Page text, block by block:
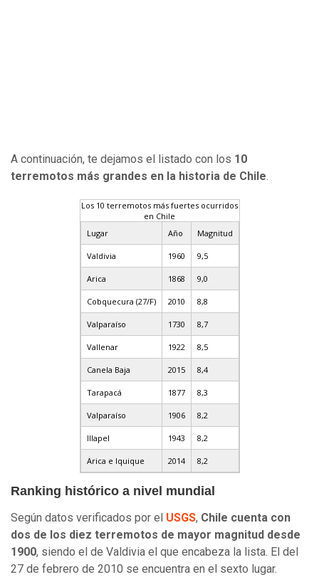
A continuación, te dejamos el listado con los 10
terremotos más grandes en la historia de Chile.
Los 10 terremotos más fuertes ocurridos
en Chile
Lugar
Año Magnitud
Valdivia 1960 9,5
Arica 1868 9,0
Cobquecura (27/F) 2010 8,8
Valparaíso 1730 8,7
Vallenar 1922 8,5
Canela Baja 2015 8,4
Tarapacá 1877 8,3
Valparaíso 1906 8,2
Illapel 1943 8,2
Arica e Iquique 2014 8,2
Ranking histórico a nivel mundial
Según datos verificados por el USGS, Chile cuenta con
dos de los diez terremotos de mayor magnitud desde
1900, siendo el de Valdivia el que encabeza la lista. El del
27 de febrero de 2010 se encuentra en el sexto lugar.